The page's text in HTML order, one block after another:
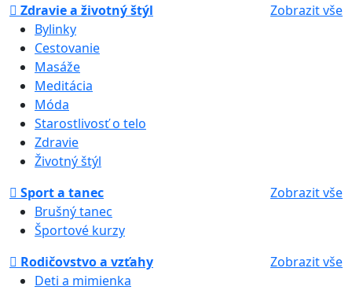
Zdravie a životný štýl
Zobrazit vše
Bylinky
Cestovanie
Masáže
Meditácia
Móda
Starostlivosť o telo
Zdravie
Životný štýl
Sport a tanec
Zobrazit vše
Brušný tanec
Športové kurzy
Rodičovstvo a vzťahy
Zobrazit vše
Deti a mimienka